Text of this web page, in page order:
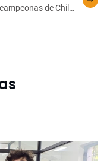
de Chile!